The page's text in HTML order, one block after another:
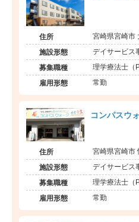
住所 宮崎県宮崎市
施設形態 デイサービス
募集職種 理学療法士（
雇用形態 常勤
コンパスウ
住所 宮崎県宮崎市
施設形態 デイサービス
募集職種 理学療法士（
雇用形態 常勤